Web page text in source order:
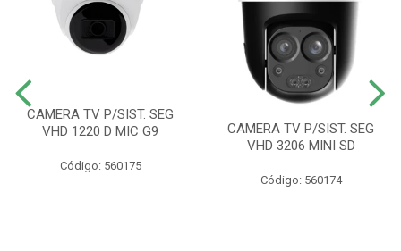
CAMERA TV P/SIST. SEG
VHD 1220 D MIC G9
Código: 560175
CAMERA TV P/SIST. SEG
VHD 3206 MINI SD
Código: 560174